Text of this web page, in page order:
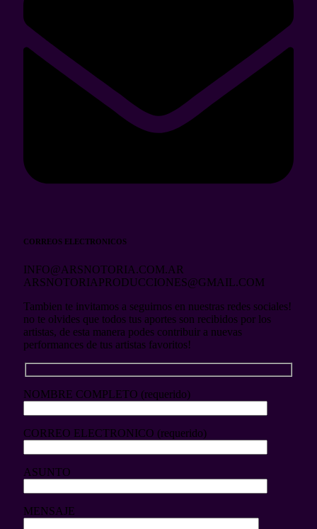
CORREOS ELECTRONICOS
INFO@ARSNOTORIA.COM.AR
ARSNOTORIAPRODUCCIONES@GMAIL.COM
Tambien te invitamos a seguirnos en nuestras redes sociales!
no te olvides que todos tus aportes son recibidos por los
artistas, de esta manera podes contribuir a nuevas
performances de tus artistas favoritos!
NOMBRE COMPLETO (requerido)
CORREO ELECTRONICO (requerido)
ASUNTO
MENSAJE